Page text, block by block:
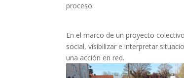
proceso.
En el marco de un proyecto
social, visibilizar e interpretar
una acción en red.